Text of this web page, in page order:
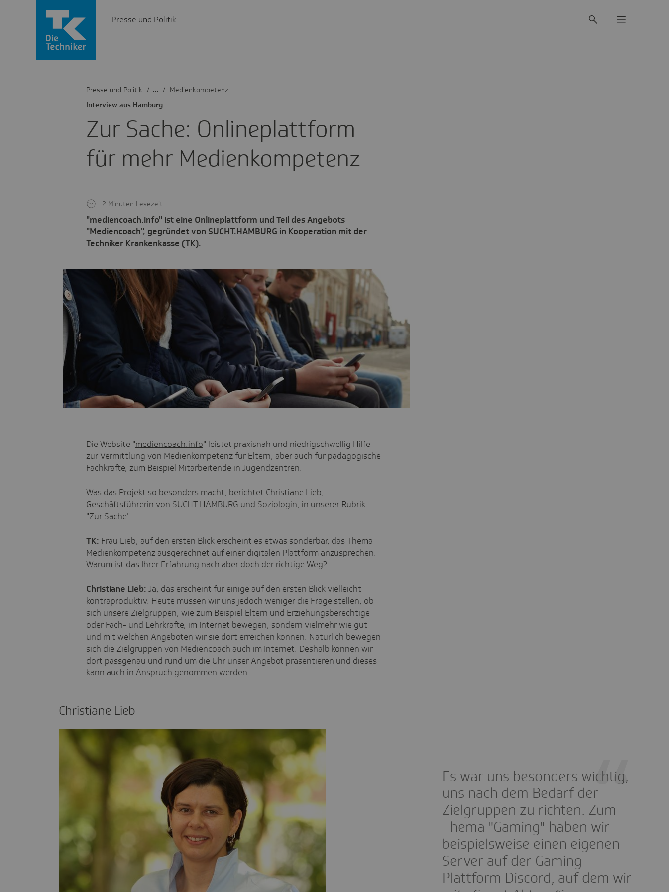
Presse und Politik
Zur Sache: Online­platt­form
für mehr Medi­en­kom­pe­tenz
Inter­view aus Hamburg
"mediencoach.info" ist eine Onlineplattform und Teil des Angebots
"Mediencoach", gegründet von SUCHT.HAMBURG in Kooperation mit der
Techniker Krankenkasse (TK).
2 Minuten Lesezeit
Presse und Politik / Medienkompetenz
Die Website "mediencoach.info" leistet praxisnah und niedrigschwellig Hilfe
zur Vermittlung von Medienkompetenz für Eltern, aber auch für pädagogische
Fachkräfte, zum Beispiel Mitarbeitende in Jugendzentren.
Was das Projekt so besonders macht, berichtet Christiane Lieb,
Geschäftsführerin von SUCHT.HAMBURG und Soziologin, in unserer Rubrik
"Zur Sache".
TK: Frau Lieb, auf den ersten Blick erscheint es etwas sonderbar, das Thema
Medienkompetenz ausgerechnet auf einer digitalen Plattform anzusprechen.
Warum ist das Ihrer Erfahrung nach aber doch der richtige Weg?
Christiane Lieb: Ja, das erscheint für einige auf den ersten Blick vielleicht
kontraproduktiv. Heute müssen wir uns jedoch weniger die Frage stellen, ob
sich unsere Zielgruppen, wie zum Beispiel Eltern und Erziehungsberechtige
oder Fach- und Lehrkräfte, im Internet bewegen, sondern vielmehr wie gut
und mit welchen Angeboten wir sie dort erreichen können. Natürlich bewegen
sich die Zielgruppen von Mediencoach auch im Internet. Deshalb können wir
dort passgenau und rund um die Uhr unser Angebot präsentieren und dieses
kann auch in Anspruch genommen werden.
Chris­tiane Lieb
Es war uns besonders wichtig,
uns nach dem Bedarf der
Zielgruppen zu richten. Zum
Thema "Gaming" haben wir
beispielsweise einen eigenen
Server auf der Gaming
Plattform Discord, auf dem wir